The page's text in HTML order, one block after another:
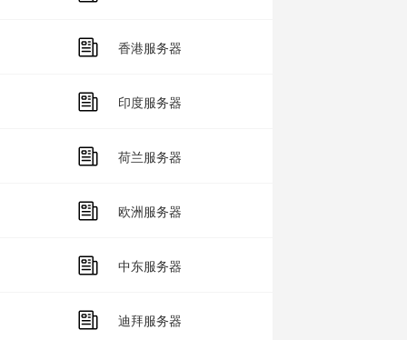
香港服务器
印度服务器
荷兰服务器
欧洲服务器
中东服务器
迪拜服务器